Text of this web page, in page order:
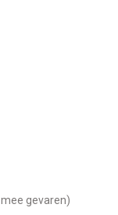
gevaren)